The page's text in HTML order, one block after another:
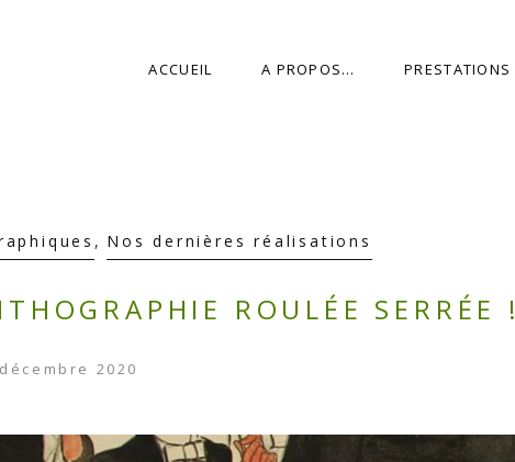
ACCUEIL A PROPOS… PRESTATIONS
BLOG UPDATES
, Nos dernières réalisations
ROULÉE SERRÉE !
2020